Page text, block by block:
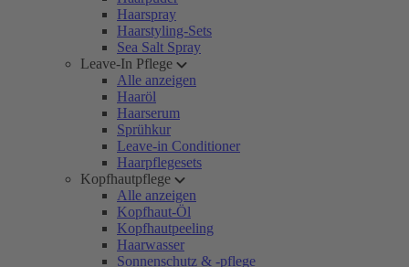
Haarspray
Haarstyling-Sets
Sea Salt Spray
Leave-In Pflege
Alle anzeigen
Haaröl
Haarserum
Sprühkur
Leave-in Conditioner
Haarpflegesets
Kopfhautpflege
Alle anzeigen
Kopfhaut-Öl
Kopfhautpeeling
Haarwasser
Sonnenschutz & -pflege